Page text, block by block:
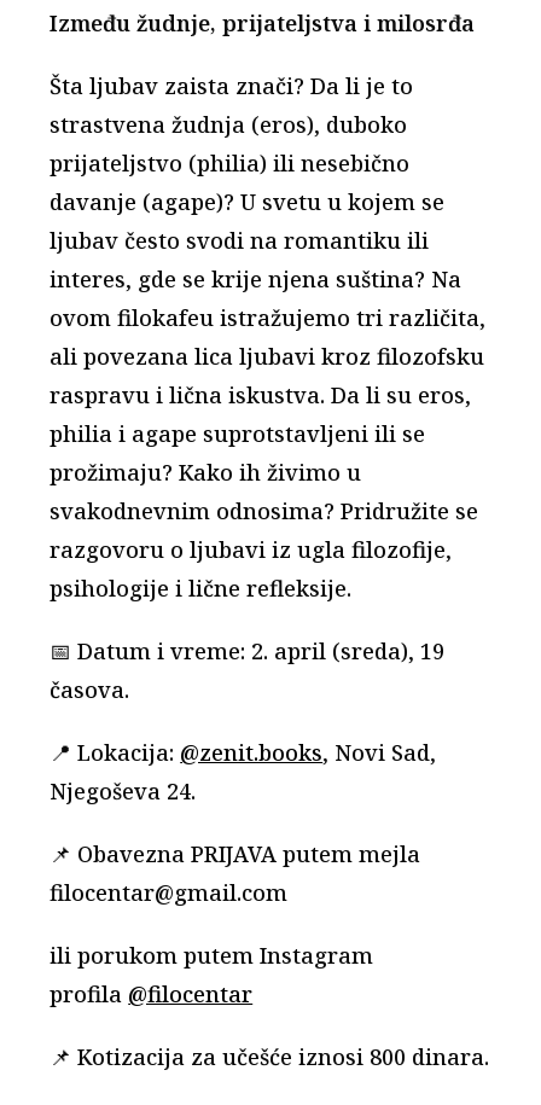
Između žudnje, prijateljstva i milosrđa
Šta ljubav zaista znači? Da li je to
strastvena žudnja (eros), duboko
prijateljstvo (philia) ili nesebično
davanje (agape)? U svetu u kojem se
ljubav često svodi na romantiku ili
interes, gde se krije njena suština? Na
ovom filokafeu istražujemo tri različita,
ali povezana lica ljubavi kroz filozofsku
raspravu i lična iskustva. Da li su eros,
philia i agape suprotstavljeni ili se
prožimaju? Kako ih živimo u
svakodnevnim odnosima? Pridružite se
razgovoru o ljubavi iz ugla filozofije,
psihologije i lične refleksije.
📅 Datum i vreme: 2. april (sreda), 19
časova.
📍 Lokacija: @zenit.books, Novi Sad,
Njegoševa 24.
📌 Obavezna PRIJAVA putem mejla
filocentar@gmail.com
ili porukom putem Instagram
profila @filocentar
📌 Kotizacija za učešće iznosi 800 dinara.